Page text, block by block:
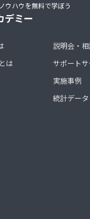
ウハウを無料で学ぼう
デミー
は
説明会・
サポート
実施事例
統計データ